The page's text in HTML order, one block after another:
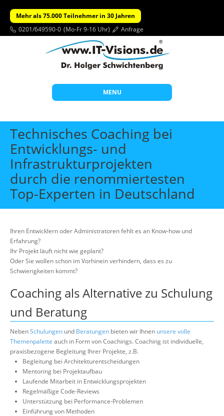
Mehr als 75.000 Teilnehmer in 30 Jahren
0201/649590-0 (Mo-Fr 9-16 Uhr) Anfrage
MENU
Start
Themen
Beratung
Individuelle Schulungen
Offene Seminare
Über uns
Suche
Technisches Coaching bei
Entwicklungs- und
Infrastrukturprojekten
durch die renommiertesten
Top-Experten in Deutschland
Ihren Entwicklern oder Administratoren fehlt es an Know-how und
Erfahrung?
Ihr Projekt läuft nicht wie geplant?
Oder Sie wollen schon im Vorhinein verhindern, dass es zu
Schwierigkeiten kommt?
Coaching als Alternative zu Schulung
und Beratung
NebenSchulungen und Beratungen bieten wir Ihnen unsere volle
Themenpalette auch in Form von Coachings. Coaching ist individuelle,
praxisbezogene Begleitung Ihrer Projekte, z.B.
Begleitung bei Architekturentscheidungen
Mentoring bei Projektaufbau
Laufende Mitarbeit in Entwicklungsprojekten
Regelmäßige Code-Reviews
Unterstützung bei Performance-Problemen
Einführung von Methoden